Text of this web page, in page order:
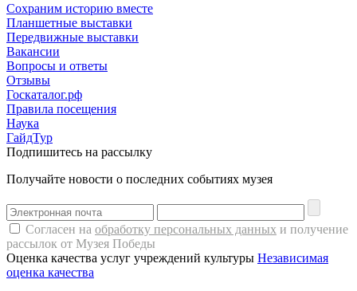
Сохраним историю вместе
Планшетные выставки
Передвижные выставки
Вакансии
Вопросы и ответы
Отзывы
Госкаталог.рф
Правила посещения
Наука
ГайдТур
Подпишитесь на рассылку
Получайте новости о последних событиях музея
Согласен на обработку персональных данных и получение
рассылок от Музея Победы
Оценка качества услуг учреждений культуры Независимая
оценка качества